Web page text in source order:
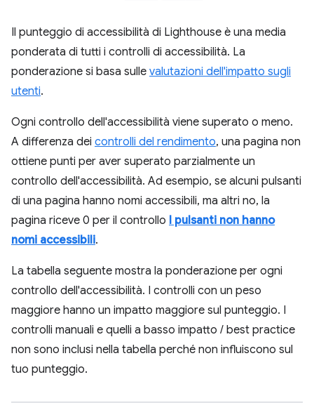
Il punteggio di accessibilità di Lighthouse è una media
ponderata di tutti i controlli di accessibilità. La
ponderazione si basa sulle valutazioni dell'impatto sugli
utenti.
Ogni controllo dell'accessibilità viene superato o meno.
A differenza dei controlli del rendimento, una pagina non
ottiene punti per aver superato parzialmente un
controllo dell'accessibilità. Ad esempio, se alcuni pulsanti
di una pagina hanno nomi accessibili, ma altri no, la
pagina riceve 0 per il controllo I pulsanti non hanno
nomi accessibili.
La tabella seguente mostra la ponderazione per ogni
controllo dell'accessibilità. I controlli con un peso
maggiore hanno un impatto maggiore sul punteggio. I
controlli manuali e quelli a basso impatto / best practice
non sono inclusi nella tabella perché non influiscono sul
tuo punteggio.